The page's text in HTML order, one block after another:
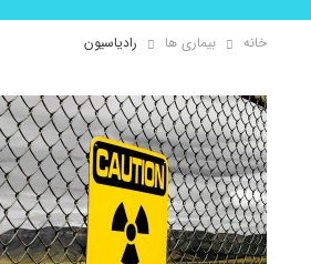
خانه بیماری ها رادیاسیون